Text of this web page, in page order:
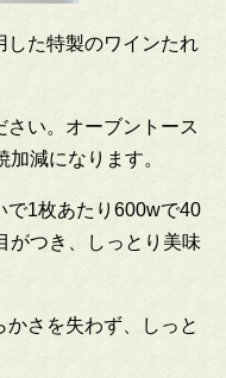
した特製のワインたれ
い。オーブントース
減になります。
で1枚あたり600wで40
がつき、しっとり美味
さを失わず、しっと